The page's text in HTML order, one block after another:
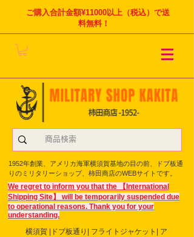
ご購入合計金額¥11000以上（税込）で送
料無料！
1952年創業、アメリカ海軍横須賀基地の目の前、ドブ板通
りのミリタリーショップ、柿田商店のWEBサイトです。
We regret to inform you that the 【International
Shipping Site】 will be temporarily suspended due
to operational reasons. Thank you for your
understanding.
横須賀 |ドブ板通り| フライト ジャケット| ア